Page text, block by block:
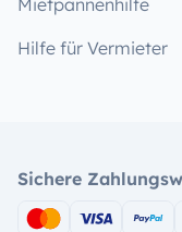
Mietpannenhilfe
Hilfe für Vermieter
Sichere